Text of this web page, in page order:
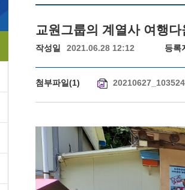
교원그룹의 계열사 여행다
작성일 2021.06.28 12:12 등록
첨부파일(1)